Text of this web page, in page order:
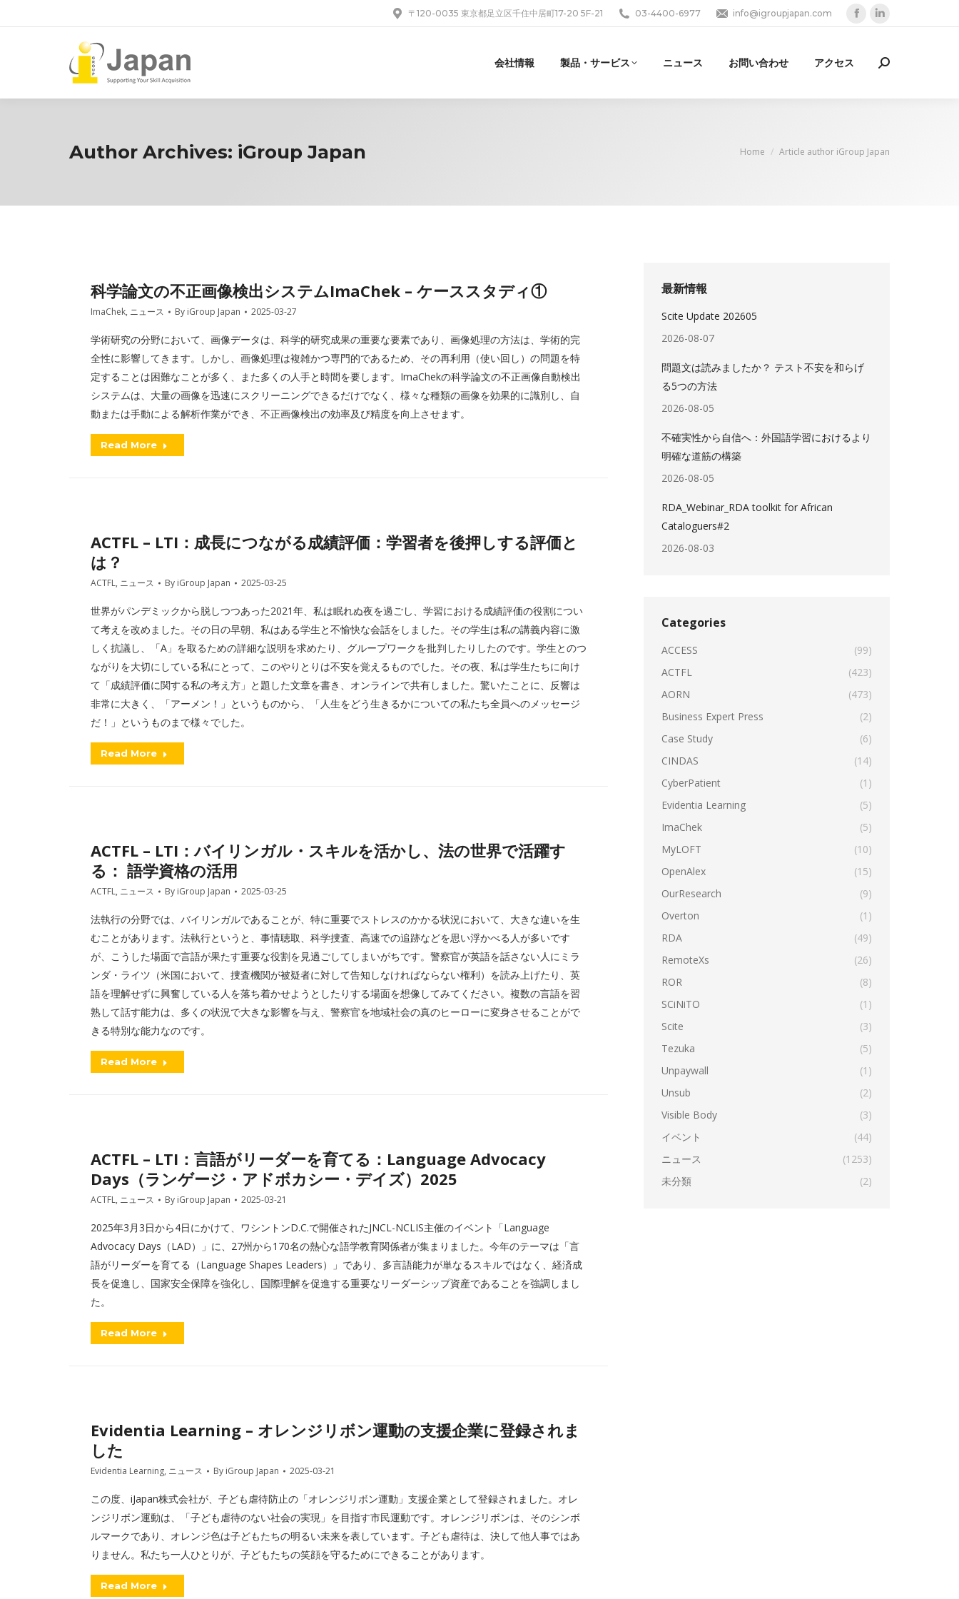
〒120-0035 東京都足立区千住中居町17-20 5F-21 03-4400-6977 info@igroupjapan.com
opensopens
会社情報 製品・サービス ニュース お問い合わせ アクセス Search:
Author Archives: iGroup Japan You are here:
Home Article author iGroup Japan
科学論文の不正画像検出システムImaChek – ケーススタディ①
ImaChek, ニュース By iGroup Japan 2025-03-27
学術研究の分野において、画像データは、科学的研究成果の重要な要素であり、画像処理の方法は、学術的完
全性に影響してきます。しかし、画像処理は複雑かつ専門的であるため、その再利用（使い回し）の問題を特
定することは困難なことが多く、また多くの人手と時間を要します。ImaChekの科学論文の不正画像自動検出
システムは、大量の画像を迅速にスクリーニングできるだけでなく、様々な種類の画像を効果的に識別し、自
動または手動による解析作業ができ、不正画像検出の効率及び精度を向上させます。
Read More
ACTFL – LTI：成長につながる成績評価：学習者を後押しする評価と
は？
ACTFL, ニュース By iGroup Japan 2025-03-25
世界がパンデミックから脱しつつあった2021年、私は眠れぬ夜を過ごし、学習における成績評価の役割につい
て考えを改めました。その日の早朝、私はある学生と不愉快な会話をしました。その学生は私の講義内容に激
しく抗議し、「A」を取るための詳細な説明を求めたり、グループワークを批判したりしたのです。学生とのつ
ながりを大切にしている私にとって、このやりとりは不安を覚えるものでした。その夜、私は学生たちに向け
て「成績評価に関する私の考え方」と題した文章を書き、オンラインで共有しました。驚いたことに、反響は
非常に大きく、「アーメン！」というものから、「人生をどう生きるかについての私たち全員へのメッセージ
だ！」というものまで様々でした。
Read More
ACTFL – LTI：バイリンガル・スキルを活かし、法の世界で活躍す
る： 語学資格の活用
ACTFL, ニュース By iGroup Japan 2025-03-25
法執行の分野では、バイリンガルであることが、特に重要でストレスのかかる状況において、大きな違いを生
むことがあります。法執行というと、事情聴取、科学捜査、高速での追跡などを思い浮かべる人が多いです
が、こうした場面で言語が果たす重要な役割を見過ごしてしまいがちです。警察官が英語を話さない人にミラ
ンダ・ライツ（米国において、捜査機関が被疑者に対して告知しなければならない権利）を読み上げたり、英
語を理解せずに興奮している人を落ち着かせようとしたりする場面を想像してみてください。複数の言語を習
熟して話す能力は、多くの状況で大きな影響を与え、警察官を地域社会の真のヒーローに変身させることがで
きる特別な能力なのです。
Read More
ACTFL – LTI：言語がリーダーを育てる：Language Advocacy
Days（ランゲージ・アドボカシー・デイズ）2025
ACTFL, ニュース By iGroup Japan 2025-03-21
2025年3月3日から4日にかけて、ワシントンD.C.で開催されたJNCL-NCLIS主催のイベント「Language
Advocacy Days（LAD）」に、27州から170名の熱心な語学教育関係者が集まりました。今年のテーマは「言
語がリーダーを育てる（Language Shapes Leaders）」であり、多言語能力が単なるスキルではなく、経済成
長を促進し、国家安全保障を強化し、国際理解を促進する重要なリーダーシップ資産であることを強調しまし
た。
Read More
Evidentia Learning – オレンジリボン運動の支援企業に登録されま
した
Evidentia Learning, ニュース By iGroup Japan 2025-03-21
この度、iJapan株式会社が、子ども虐待防止の「オレンジリボン運動」支援企業として登録されました。オレ
ンジリボン運動は、「子ども虐待のない社会の実現」を目指す市民運動です。オレンジリボンは、そのシンボ
ルマークであり、オレンジ色は子どもたちの明るい未来を表しています。子ども虐待は、決して他人事ではあ
りません。私たち一人ひとりが、子どもたちの笑顔を守るためにできることがあります。
Read More
最新情報
Scite Update 202605
2026-08-07
問題文は読みましたか？ テスト不安を和らげ
る5つの方法
2026-08-05
不確実性から自信へ：外国語学習におけるより
明確な道筋の構築
2026-08-05
RDA_Webinar_RDA toolkit for African
Cataloguers#2
2026-08-03
Categories
ACCESS
(99)
ACTFL
(423)
AORN
(473)
Business Expert Press
(2)
Case Study
(6)
CINDAS
(14)
CyberPatient
(1)
Evidentia Learning
(5)
ImaChek
(5)
MyLOFT
(10)
OpenAlex
(15)
OurResearch
(9)
Overton
(1)
RDA
(49)
RemoteXs
(26)
ROR
(8)
SCiNiTO
(1)
Scite
(3)
Tezuka
(5)
Unpaywall
(1)
Unsub
(2)
Visible Body
(3)
イベント
(44)
ニュース
(1253)
未分類
(2)